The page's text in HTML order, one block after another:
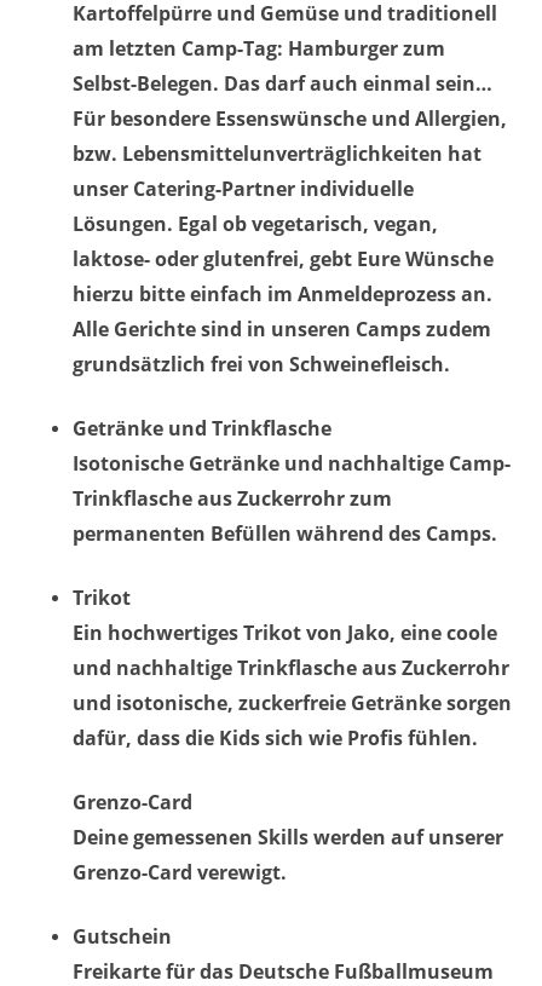
Kartoffelpürre und Gemüse und traditionell
am letzten Camp-Tag: Hamburger zum
Selbst-Belegen. Das darf auch einmal sein…
Für besondere Essenswünsche und Allergien,
bzw. Lebensmittelunverträglichkeiten hat
unser Catering-Partner individuelle
Lösungen. Egal ob vegetarisch, vegan,
laktose- oder glutenfrei, gebt Eure Wünsche
hierzu bitte einfach im Anmeldeprozess an.
Alle Gerichte sind in unseren Camps zudem
grundsätzlich frei von Schweinefleisch.
Getränke und Trinkflasche
Isotonische Getränke und nachhaltige Camp-
Trinkflasche aus Zuckerrohr zum
permanenten Befüllen während des Camps.
Trikot
Ein hochwertiges Trikot von Jako, eine coole
und nachhaltige Trinkflasche aus Zuckerrohr
und isotonische, zuckerfreie Getränke sorgen
dafür, dass die Kids sich wie Profis fühlen.
Grenzo-Card
Deine gemessenen Skills werden auf unserer
Grenzo-Card verewigt.
Gutschein
Freikarte für das Deutsche Fußballmuseum